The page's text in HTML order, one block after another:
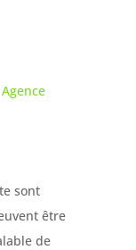
sont
être
de